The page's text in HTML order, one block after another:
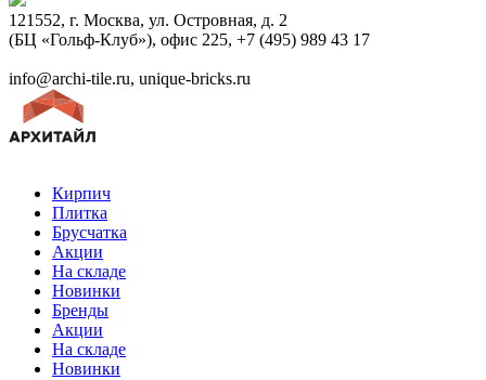
121552, г. Москва, ул. Островная, д. 2
(БЦ «Гольф-Клуб»), офис 225, +7 (495) 989 43 17
info@archi-tile.ru, unique-bricks.ru
Кирпич
Плитка
Брусчатка
Акции
На складе
Новинки
Бренды
Акции
На складе
Новинки